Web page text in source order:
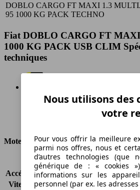
DOBLO CARGO FT MAXI 1.3
95 1000 KG PACK TECHNO
Fiat DOBLO CARGO FT
1000 KG PACK USB CLIM
techniques
Moteur et Puissance
KW (CH)
70 kW (95
Accélération (0-100 km/h)
Vitesse maximale (km/h)
Nous utilisons des
votre
Pour vous offrir la meilleure
parmi nos offres, nous et
d’autres technologies (que
générique de : « cookies
informations sur les
personnel (par ex. les adresses